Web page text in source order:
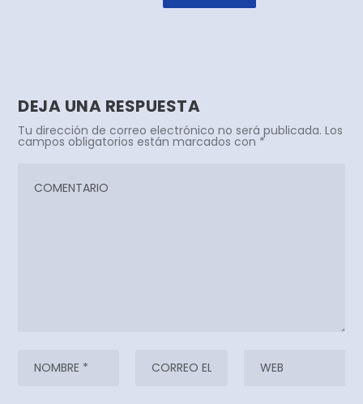
DEJA UNA RESPUESTA
Tu dirección de correo electrónico no será publicada. Los
campos obligatorios están marcados con *